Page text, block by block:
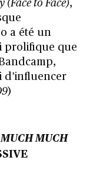
(Face to Face),
a été un
prolifique que
d’influencer
)
MUCH